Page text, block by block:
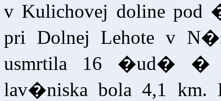
v Kulichovej doline pod
pri Dolnej Lehote v
usmrtila 16 �ud� �
lav�niska bola 4,1